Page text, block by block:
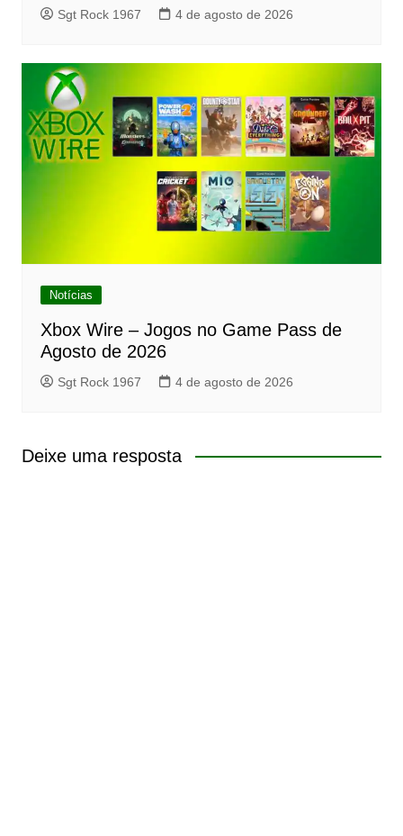
Sgt Rock 1967 4 de agosto de 2026
Notícias
Xbox Wire – Jogos no Game Pass de
Agosto de 2026
Sgt Rock 1967 4 de agosto de 2026
Deixe uma resposta